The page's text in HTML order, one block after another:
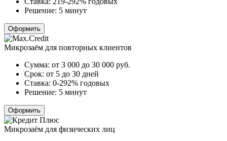
Решение: 5 минут
Оформить
Микрозаём для повторных клиентов
Сумма: от 3 000 до 30 000 руб.
Срок: от 5 до 30 дней
Ставка: 0-292% годовых
Решение: 5 минут
Оформить
Микрозаём для физических лиц